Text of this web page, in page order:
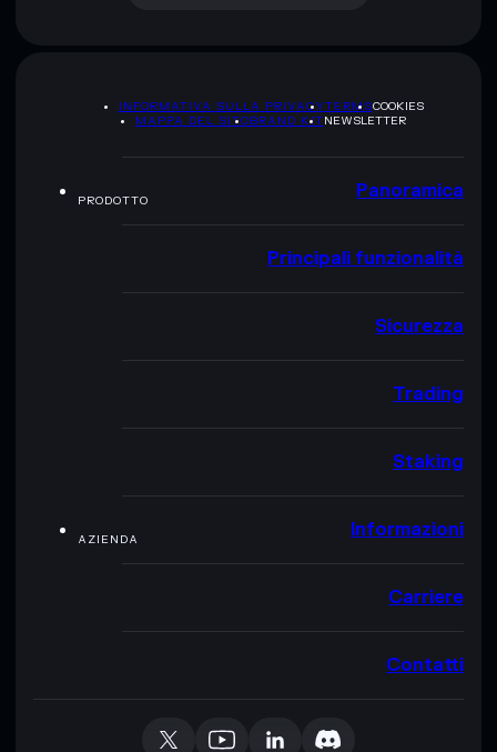
INFORMATIVA SULLA PRIVACYTERMSCOOKIES
MAPPA DEL SITOBRAND KITNEWSLETTER
PRODOTTO Panoramica
Principali funzionalità
Sicurezza
Trading
Staking
AZIENDA Informazioni
Carriere
Contatti